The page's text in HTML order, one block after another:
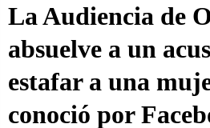
La Audiencia de
absuelve a un
estafar a una
conoció por